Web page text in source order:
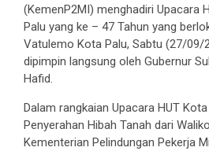
(KemenP2MI) menghadiri Upacara
Palu yang ke – 47 Tahun yang
Vatulemo Kota Palu, Sabtu (27/09/
dipimpin langsung oleh Gubernur
Hafid.
Dalam rangkaian Upacara HUT
Penyerahan Hibah Tanah dari
Kementerian Pelindungan Pekerja